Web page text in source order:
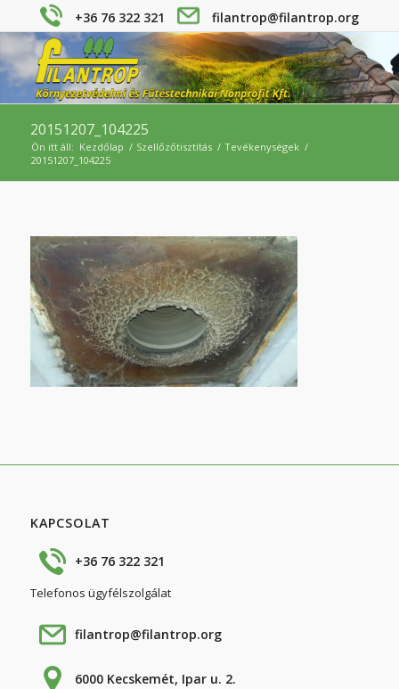
+36 76 322 321 filantrop@filantrop.org
20151207_104225
Ön itt áll: Kezdőlap / Szellőzőtisztítás / Tevékenységek /
20151207_104225
KAPCSOLAT
+36 76 322 321
Telefonos ügyfélszolgálat
filantrop@filantrop.org
6000 Kecskemét, Ipar u. 2.